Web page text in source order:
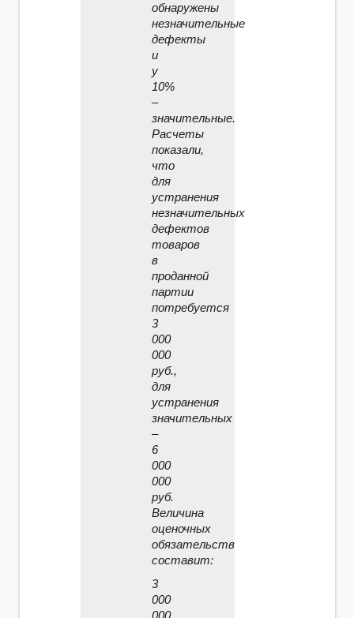
обнаружены
незначительные
дефекты
и
у
10%
–
значительные.
Расчеты
показали,
что
для
устранения
незначительных
дефектов
товаров
в
проданной
партии
потребуется
3
000
000
руб.,
для
устранения
значительных
–
6
000
000
руб.
Величина
оценочных
обязательств
составит:
3
000